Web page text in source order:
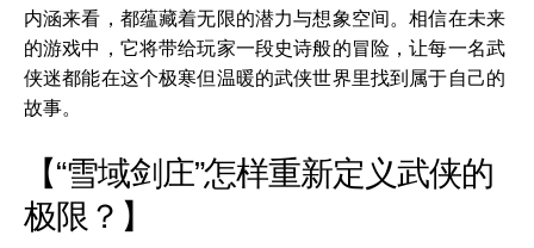
内涵来看，都蕴藏着无限的潜力与想象空间。相信在未来
的游戏中，它将带给玩家一段史诗般的冒险，让每一名武
侠迷都能在这个极寒但温暖的武侠世界里找到属于自己的
故事。
【“雪域剑庄”怎样重新定义武侠的
极限？】